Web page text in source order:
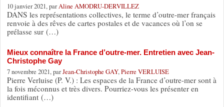
10 janvier 2021, parAline AMODRU-DERVILLEZ
DANS les représentations collectives, le terme d’outre-mer français
renvoie à des rêves de cartes postales et de vacances où l’on se
prélasse sur (…)
Mieux connaître la France d’outre-mer. Entretien avec Jean-
Christophe Gay
7 novembre 2021, parJean-Christophe GAY, Pierre VERLUISE
Pierre Verluise (P. V.) : Les espaces de la France d’outre-mer sont à
la fois méconnus et très divers. Pourriez-vous les présenter en
identifiant (…)